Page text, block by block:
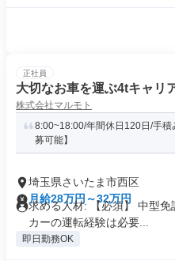
正社員
大切なお車を運ぶ4tキャリ
株式会社マルモト
8:00~18:00/年間休日120日/手
募可能】
埼玉県さいたま市西区
月給28万円～32万円
求める人材: 【必須】 中型
カーの運転経験は必要...
即日勤務OK